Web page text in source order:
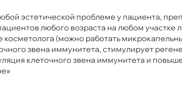
эстетической проблеме у пациента,
любого возраста на любом участке
косметолога (можно работать
звена иммунитета, стимулирует
клеточного звена иммунитета и